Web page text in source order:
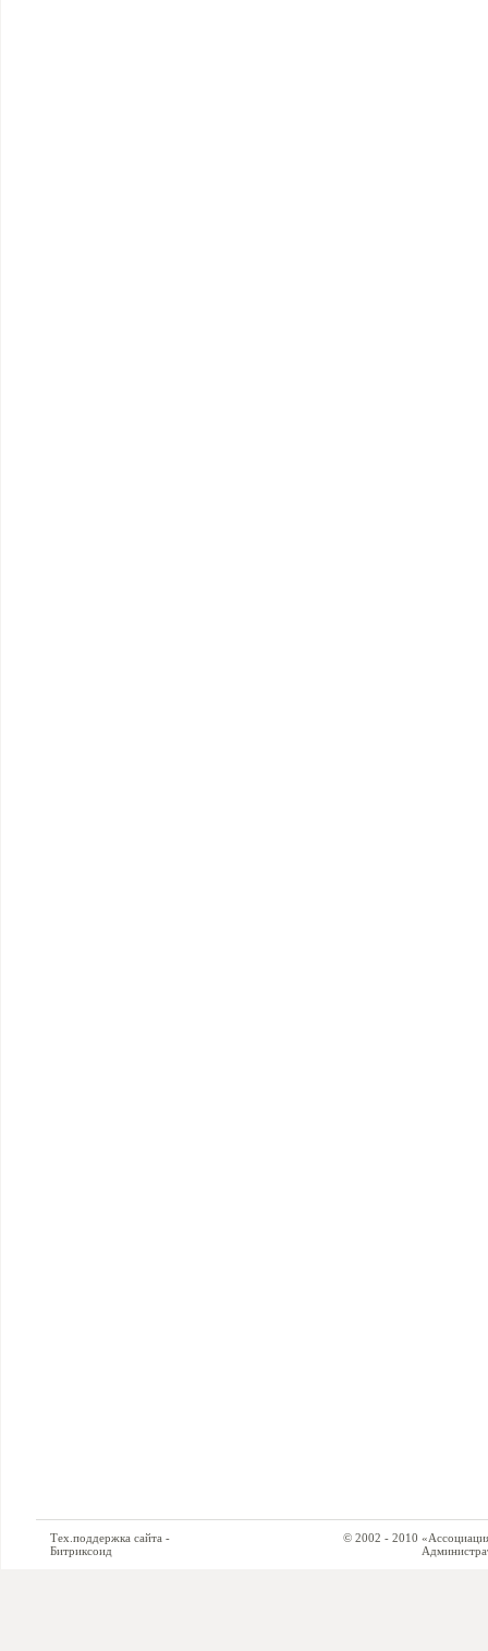
Тех.поддержка сайта -
Битриксоид
© 2002 - 2010 «Ассоциация